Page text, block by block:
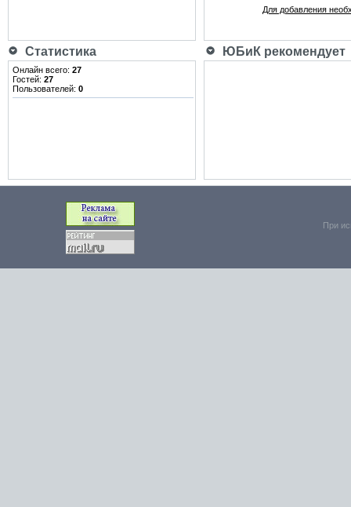
Для добавления
Статистика ЮБиК рекомендует
Онлайн всего: 27
Гостей: 27
Пользователей: 0
При